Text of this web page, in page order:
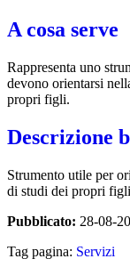
A cosa serve
Rappresenta uno
devono orientarsi
propri figli.
Descrizione
Strumento utile per
di studi dei propri
Pubblicato: 28-08-
Tag pagina: Servizi